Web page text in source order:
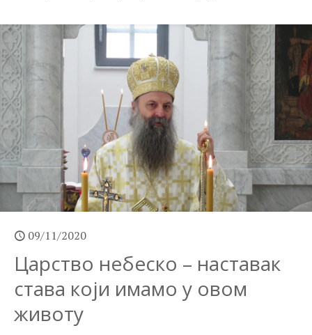
09/11/2020
Царство небеско – наставак
става који имамо у овом
животу